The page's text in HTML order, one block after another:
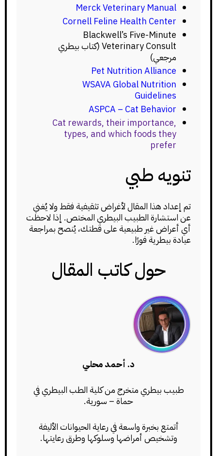
Merck Veterinary Manual
Cornell Feline Health Center
Blackwell’s Five-Minute
Veterinary Consult (كتاب بيطري
مرجعي)
Pet Nutrition Alliance
WSAVA Global Nutrition
Guidelines
ASPCA – Cat Behavior
Cat rewards, their importance,
types, and which foods they
prefer
تنويه طبي
تم إعداد هذا المقال لأغراض تثقيفية فقط ولا يُغني
عن استشارة الطبيب البيطري المختص. إذا لاحظت
أي أعراض غير طبيعية على قطتك، يُنصح بمراجعة
عيادة بيطرية فورًا.
حول كاتب المقال
د. أحمد محلي
طبيب بيطري متخرج من كلية الطب البيطري في
حماة – سورية.
أتمتع بخبرة واسعة في رعاية الحيوانات الأليفة
وتشخيص أمراضها وسلوكها وطرق رعايتها.